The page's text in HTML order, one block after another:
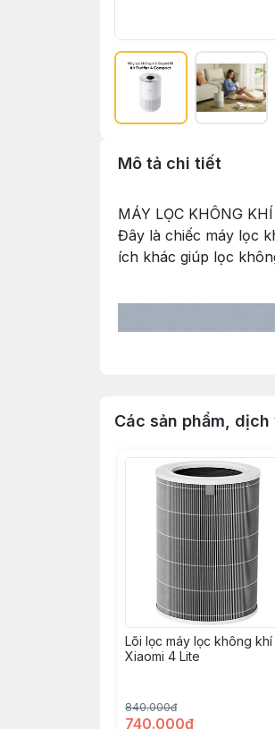
Mô tả chi tiết
MÁY LỌC KHÔNG
Đây là chiếc máy lọc
ích khác giúp lọc
Các sản phẩm, dịch
Lõi lọc máy lọc không khí
Xiaomi 4 Lite
840.000đ
740.000đ